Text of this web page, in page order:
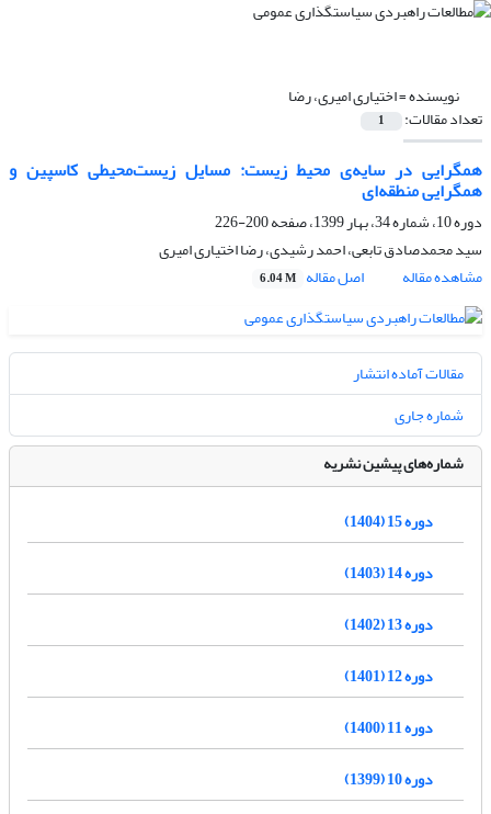
نویسنده =اختیاری امیری، رضا
تعداد مقالات: 1
همگرایی در سایه‌ی محیط زیست: مسایل زیست‌محیطی کاسپین و
همگرایی منطقه‌ای
دوره 10، شماره 34، بهار 1399، صفحه
200-226
سید محمدصادق تابعی، احمد رشیدی، رضا اختیاری امیری
مشاهده مقاله
اصل مقاله 6.04 M
مقالات آماده انتشار
شماره جاری
شماره‌های پیشین نشریه
دوره 15 (1404)
دوره 14 (1403)
دوره 13 (1402)
دوره 12 (1401)
دوره 11 (1400)
دوره 10 (1399)